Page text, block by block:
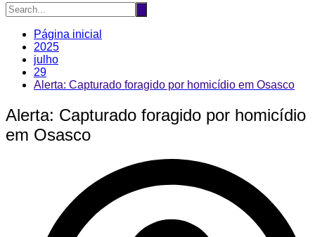
Página inicial
2025
julho
29
Alerta: Capturado foragido por homicídio em Osasco
Alerta: Capturado foragido por homicídio
em Osasco